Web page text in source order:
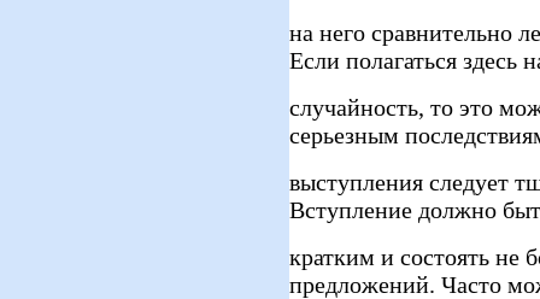
на него сравнительно
Если полагаться здесь
случайность, то это
серьезным
выступления следует
Вступление должно
кратким и состоять не
предложений. Часто